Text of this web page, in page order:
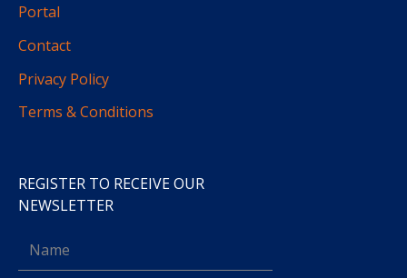
Portal
Contact
Privacy Policy
Terms & Conditions
REGISTER TO RECEIVE OUR
NEWSLETTER